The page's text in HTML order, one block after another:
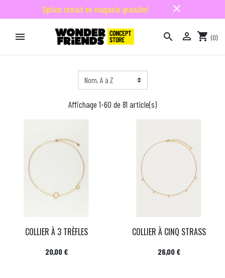
Option retrait en magasin gratuite! close
   shopping_cart (0)
Affichage 1-60 de 81 article(s)
COLLIER À 3 TRÈFLES
Prix
20,00 €
COLLIER À CINQ STRASS
Prix
26,00 €